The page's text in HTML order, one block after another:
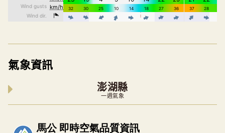
氣象資訊
澎湖縣
一週氣象
內嵌空氣品質小工具為視覺預覽，完整即時空